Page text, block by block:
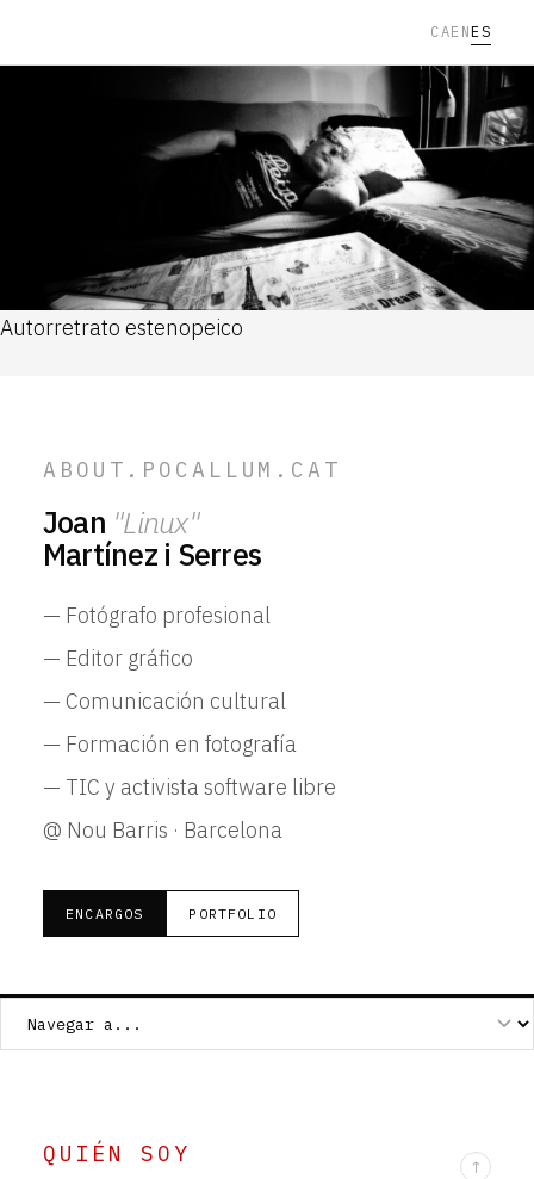
CAENES
ABOUT.POCALLUM.CAT
Joan "Linux"
Martínez i Serres
— Fotógrafo profesional
— Editor gráfico
— Comunicación cultural
— Formación en fotografía
— TIC y activista software libre
@ Nou Barris · Barcelona
ENCARGOS PORTFOLIO
Autorretrato estenopeico
QUIÉN SOY ↑